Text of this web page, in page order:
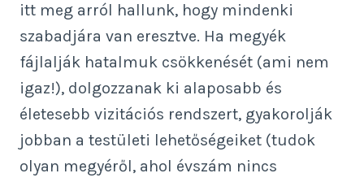
itt meg arról hallunk, hogy mindenki
szabadjára van eresztve. Ha megyék
fájlalják hatalmuk csökkenését (ami nem
igaz!), dolgozzanak ki alaposabb és
életesebb vizitációs rendszert, gyakorolják
jobban a testületi lehetőségeiket (tudok
olyan megyéről, ahol évszám nincs